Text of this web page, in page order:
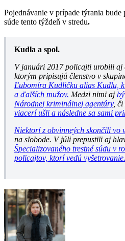
Pojednávanie v prípade týrania
súde tento týždeň v stredu.
Kudla a spol.
V januári 2017 policajti urobili aj
ktorým pripisujú členstvo v
Ľubomíra Kudličku alias Kudlu,
a ďalších mužov. Medzi nimi aj
Národnej kriminálnej agentúry, či
viacerí ušli a následne sa sami
Niektorí z obvinneých skončili vo
na slobode. V júli prepustili aj
Špecializovaného trestné súdu v
policajtov, ktorí vedú vyšetrovanie.